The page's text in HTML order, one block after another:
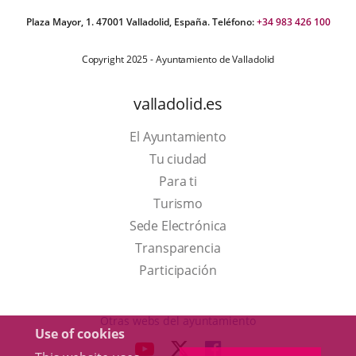
Use of cookies
Plaza Mayor, 1. 47001 Valladolid, España. Teléfono:+34 983 426 100
Copyright 2025 - Ayuntamiento de Valladolid
valladolid.es
El Ayuntamiento
Tu ciudad
Para ti
TurismoThis
link
will
open
a
Sede Electrónica
Transparencia
Participación
Otras webs del ayuntamiento
LINK LINKLINK